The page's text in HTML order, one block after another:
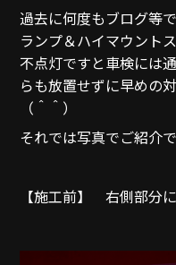
過去に何度もブログ等
ランプ＆ハイマウント
不点灯ですと車検には
らも放置せずに早めの
（＾＾）
それでは写真でご紹介で
【施工前】 右側部分